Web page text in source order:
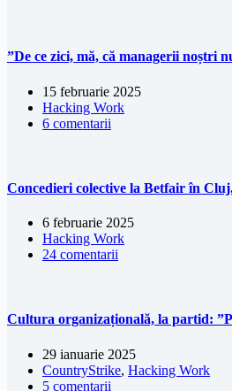
”De ce zici, mă, că managerii noștri
15 februarie 2025
Hacking Work
6 comentarii
Concedieri colective la Betfair în
6 februarie 2025
Hacking Work
24 comentarii
Cultura organizațională, la partid:
29 ianuarie 2025
CountryStrike, Hacking Work
5 comentarii